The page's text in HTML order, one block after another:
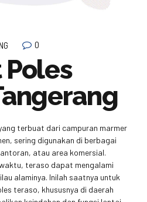
0
terbuat dari campuran marmer
sering digunakan di berbagai
atau area komersial.
teraso dapat mengalami
alaminya. Inilah saatnya untuk
teraso, khususnya di daerah